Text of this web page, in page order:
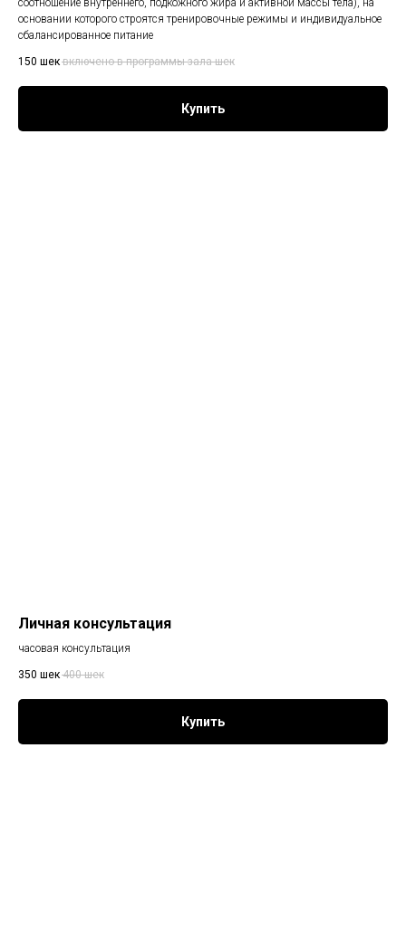
основании которого строятся тренировочные режимы и индивидуальное
сбалансированное питание
150 шек включено в программы зала шек
Купить
Личная консультация
часовая консультация
350 шек 400 шек
Купить